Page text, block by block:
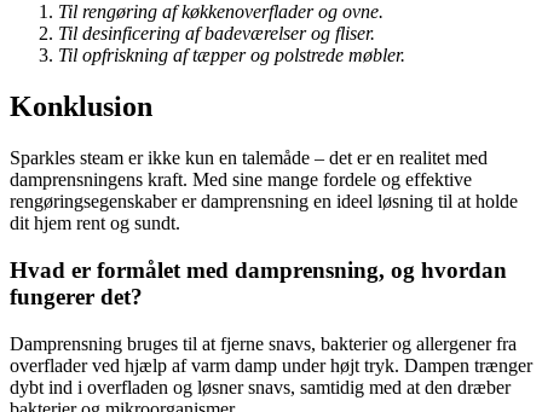
Til rengøring af køkkenoverflader og ovne.
Til desinficering af badeværelser og fliser.
Til opfriskning af tæpper og polstrede møbler.
Konklusion
Sparkles steam er ikke kun en talemåde – det er en realitet med
damprensningens kraft. Med sine mange fordele og effektive
rengøringsegenskaber er damprensning en ideel løsning til at holde
dit hjem rent og sundt.
Hvad er formålet med damprensning, og hvordan
fungerer det?
Damprensning bruges til at fjerne snavs, bakterier og allergener fra
overflader ved hjælp af varm damp under højt tryk. Dampen trænger
dybt ind i overfladen og løsner snavs, samtidig med at den dræber